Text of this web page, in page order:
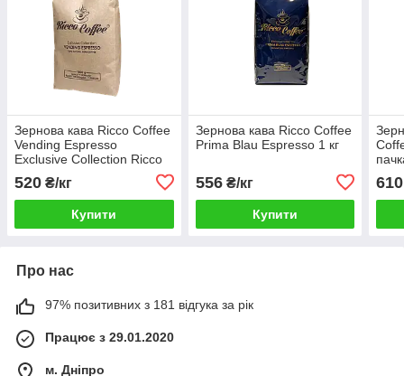
Зернова кава Ricco Coffee
Vending Espresso
Exclusive Collection Ricco
520 ₴/кг
Купити
Зернова кава Ricco Coffee
Prima Blau Espresso 1 кг
556₴/кг
Купити
610
Про нас
97% позитивних з 181 відгука за рік
Працює з 29.01.2020
м. Дніпро